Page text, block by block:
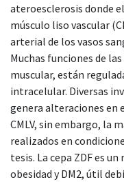
ateroesclerosis donde
músculo liso vascular
arterial de los vasos
Muchas funciones de
muscular, están
intracelular. Diversas
genera alteraciones en
CMLV, sin embargo, la
realizados en
tesis. La cepa ZDF es
obesidad y DM2, útil